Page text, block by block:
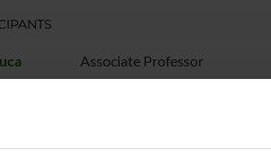
Associate Professor